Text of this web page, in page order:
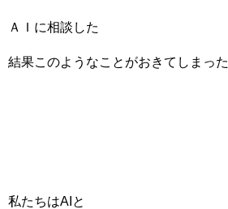
ＡＩに相談した
結果このようなことがおきてしまった
私たちはAIと